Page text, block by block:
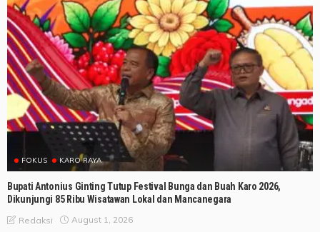
FOKUS KARO RAYA
Bupati Antonius Ginting Tutup Festival Bunga dan Buah Karo 2026,
Dikunjungi 85 Ribu Wisatawan Lokal dan Mancanegara
Redaksi August 1, 2026